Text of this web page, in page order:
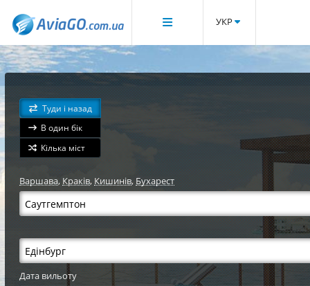
УКР
Туди і назад
В один бік
Кілька міст
Варшава,Краків,Кишинів,Бухарест
Дата вильоту